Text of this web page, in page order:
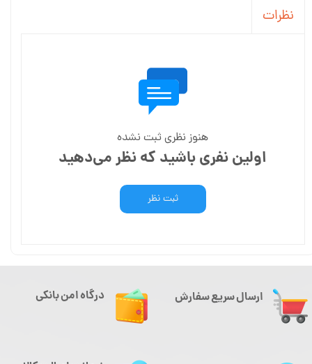
نظرات
هنوز نظری ثبت نشده
اولین نفری باشید که نظر می‌دهید
ثبت نظر
ارسال سریع سفارش درگاه امن بانکی